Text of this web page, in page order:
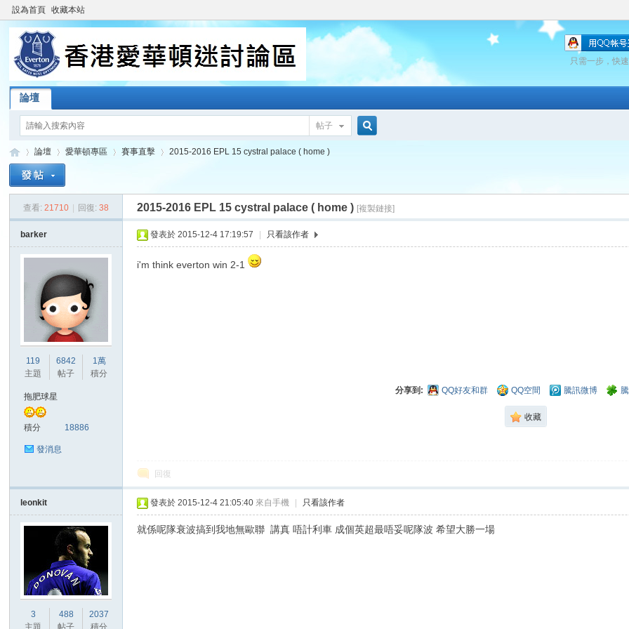
設為首頁 收藏本站
只需一步，快
論壇
帖子
索
»
論壇
›
愛華頓專區
›
賽事直擊
›
2015-2016 EPL 15 cystral palace ( home )
查看: 21710 回復: 38 2015-2016 EPL 15 cystral palace ( home ) [複製鏈接]
barker
119
主題
6842
帖子
1萬
積分
拖肥球星
積分 18886
發消息
發表於 2015-12-4 17:19:57 只看該作者
i'm think everton win 2-1
分享到: QQ好友和群 QQ空間 騰訊微博
收藏
回復
leonkit
3
主題
488
帖子
2037
積分
發表於 2015-12-4 21:05:40 來自手機 只看該作者
就係呢隊衰波搞到我地無歐聯 講真 唔計利車 成個英超最唔妥呢隊波 希望大勝一場